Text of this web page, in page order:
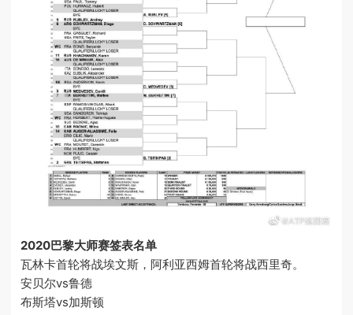
2020巴黎大师赛签表名单
瓦林卡首轮将战埃文斯，阿利亚西姆首轮将战西里奇。
安贝尔vs鲁德
布斯塔vs加斯顿